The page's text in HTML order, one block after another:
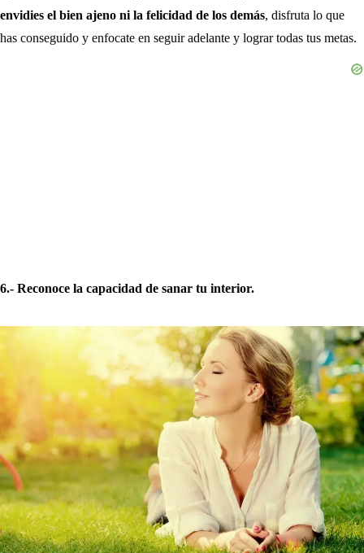
envidies el bien ajeno ni la felicidad de los demás, disfruta lo que
has conseguido y enfocate en seguir adelante y lograr todas tus metas.
6.- Reconoce la capacidad de sanar tu interior.